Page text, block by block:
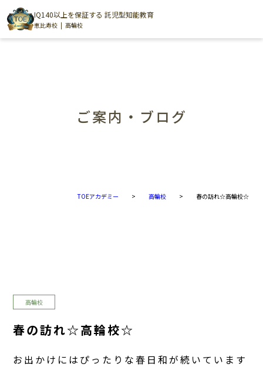
IQ140以上を保証する 託児型知能教育
恵比寿校 高輪校
ご案内・ブログ
TOEアカデミー > 高輪校 > 春の訪れ☆高輪校☆
高輪校
春の訪れ☆高輪校☆
お出かけにはぴったりな春日和が続いています